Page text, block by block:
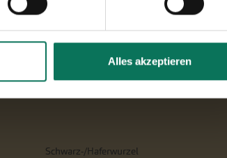
Alles akzeptieren
Schwarz-/Haferwurzel